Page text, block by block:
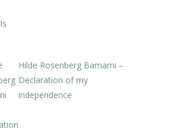
Hilde Rosenberg Bamarni –
Declaration of my
independence